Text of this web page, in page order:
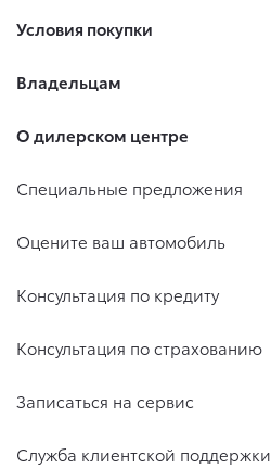
Условия покупки
Владельцам
О дилерском центре
Специальные предложения
Оцените ваш автомобиль
Консультация по кредиту
Консультация по страхованию
Записаться на сервис
Служба клиентской поддержки